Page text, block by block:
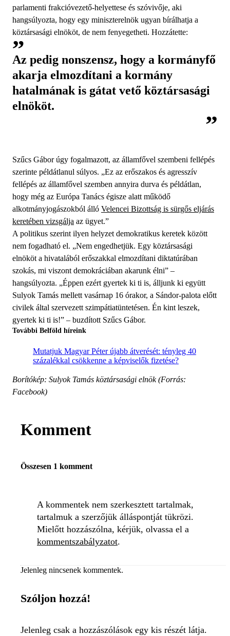
parlamenti frakcióvezető-helyettese és szóvivője, aki
hangsúlyozta, hogy egy miniszterelnök ugyan bírálhatja a
köztársasági elnököt, de nem fenyegetheti. Hozzátette:
Az pedig nonszensz, hogy a kormányfő
akarja elmozdítani a kormány
hatalmának is gátat vető köztársasági
elnököt.
Szűcs Gábor úgy fogalmazott, az államfővel szembeni fellépés
szerinte példátlanul súlyos. „Ez az erőszakos és agresszív
fellépés az államfővel szemben annyira durva és példátlan,
hogy még az Európa Tanács égisze alatt működő
alkotmányjogászokból álló Velencei Bizottság is sürgős eljárás
keretében vizsgálja az ügyet.”
A politikus szerint ilyen helyzet demokratikus keretek között
nem fogadható el. „Nem engedhetjük. Egy köztársasági
elnököt a hivatalából erőszakkal elmozdítani diktatúrában
szokás, mi viszont demokráciában akarunk élni” –
hangsúlyozta. „Éppen ezért gyertek ki ti is, álljunk ki együtt
Sulyok Tamás mellett vasárnap 16 órakor, a Sándor-palota előtt
civilek által szervezett szimpátiatüntetésen. Én kint leszek,
gyertek ki ti is!” – buzdított Szűcs Gábor.
További Belföld híreink
Mutatjuk Magyar Péter újabb átverését: tényleg 40
százalékkal csökkenne a képviselők fizetése?
Borítókép: Sulyok Tamás köztársasági elnök (Forrás:
Facebook)
Komment
Összesen 1 komment
A kommentek nem szerkesztett tartalmak,
tartalmuk a szerzőjük álláspontját tükrözi.
Mielőtt hozzászólna, kérjük, olvassa el a
kommentszabályzatot.
Jelenleg nincsenek kommentek.
Szóljon hozzá!
Jelenleg csak a hozzászólások egy kis részét látja.